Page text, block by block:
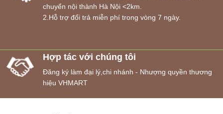
chuyển nội thành Hà Nội <2km.
2.Hỗ trợ đổi trả miễn phí trong vòng 7 ngày.
Hợp tác với chúng tôi
Đăng ký làm đại lý,chi nhánh - Nhượng quyền thương
hiệu VHMART